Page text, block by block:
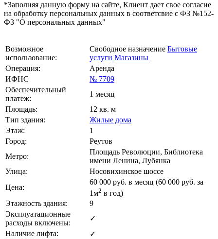
*Заполняя данную форму на сайте, Клиент дает свое согласие
на обработку персональных данных в соответсвие с ФЗ №152-
ФЗ "О персональных данных"
Возможное
использование:
Свободное назначение Бытовые
услуги Магазины
Операция:
Аренда
ИФНС
№ 7709
Обеспечительный
платеж:
1 месяц
Площадь:
12 кв. м
Тип здания:
Жилые дома
Этаж:
1
Город:
Реутов
Метро:
Площадь Революции, Библиотека
имени Ленина, Лубянка
Улица:
Носовихинское шоссе
Цена:
60 000 руб. в месяц (60 000 руб. за
1м2 в год)
Этажность здания:
9
Эксплуатационные
расходы включены:
✓
Наличие лифта:
✓